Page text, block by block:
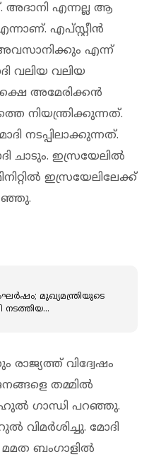
എന്നല്ല ആ
എപ്സ്റ്റീന്‍
എന്ന്
വലിയ വലിയ
അമേരിക്കന്‍
നിയന്ത്രിക്കുന്നത്.
നടപ്പിലാക്കുന്നത്.
ചാടും. ഇസ്രയേലില്‍
ഇസ്രയേലിലേക്ക്
മുഖ്യമന്ത്രിയുടെ
നടത്തിയ
വിദ്വേഷം
തമ്മില്‍
ഗാന്ധി പറഞ്ഞു.
വിമര്‍ശിച്ചു. മോദി
മമത ബംഗാളില്‍